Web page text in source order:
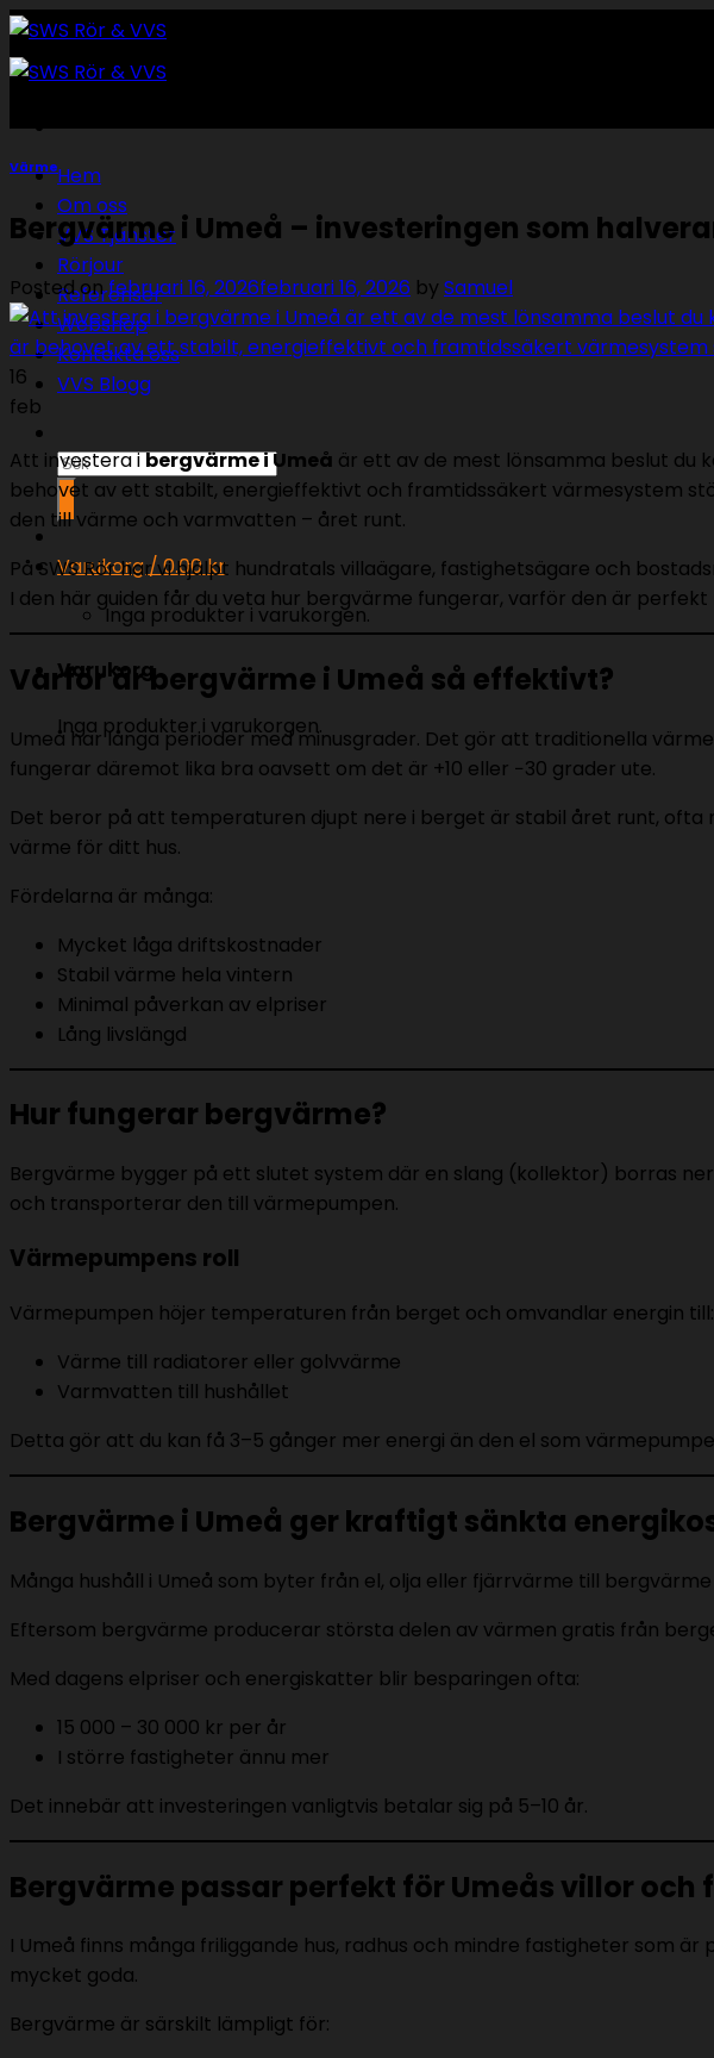
Skip
to
content
Hem
Om oss
VVS Tjänster
Rörjour
Referenser
Webshop
Kontakta oss
VVS Blogg
Sök
efter:
Varukorg /0.00kr
Inga produkter i varukorgen.
Varukorg
Inga produkter i varukorgen.
Värme
Bergvärme i Umeå – investeringen som
Posted onfebruari 16, 2026februari 16, 2026 by Samuel
16
feb
Att investera ibergvärme i Umeå är ett av de mest lönsamma beslut du
behovet av ett stabilt, energieffektivt och framtidssäkert värmesystem
den till värme och varmvatten – året runt.
På SWS Rör har vi hjälpt hundratals villaägare, fastighetsägare och
I den här guiden får du veta hur bergvärme fungerar, varför den är
Varför är bergvärme i Umeå så effektivt?
Umeå har långa perioder med minusgrader. Det gör att traditionella
fungerar däremot lika bra oavsett om det är +10 eller −30 grader ute.
Det beror på att temperaturen djupt nere i berget är stabil året runt,
värme för ditt hus.
Fördelarna är många:
Mycket låga driftskostnader
Stabil värme hela vintern
Minimal påverkan av elpriser
Lång livslängd
Hur fungerar bergvärme?
Bergvärme bygger på ett slutet system där en slang (kollektor) borras
och transporterar den till värmepumpen.
Värmepumpens roll
Värmepumpen höjer temperaturen från berget och omvandlar energin till:
Värme till radiatorer eller golvvärme
Varmvatten till hushållet
Detta gör att du kan få 3–5 gånger mer energi än den el som
Bergvärme i Umeå ger kraftigt sänkta
Många hushåll i Umeå som byter från el, olja eller fjärrvärme till
Eftersom bergvärme producerar största delen av värmen gratis från
Med dagens elpriser och energiskatter blir besparingen ofta:
15 000 – 30 000 kr per år
I större fastigheter ännu mer
Det innebär att investeringen vanligtvis betalar sig på 5–10 år.
Bergvärme passar perfekt för Umeås villor och
I Umeå finns många friliggande hus, radhus och mindre fastigheter som
mycket goda.
Bergvärme är särskilt lämpligt för: